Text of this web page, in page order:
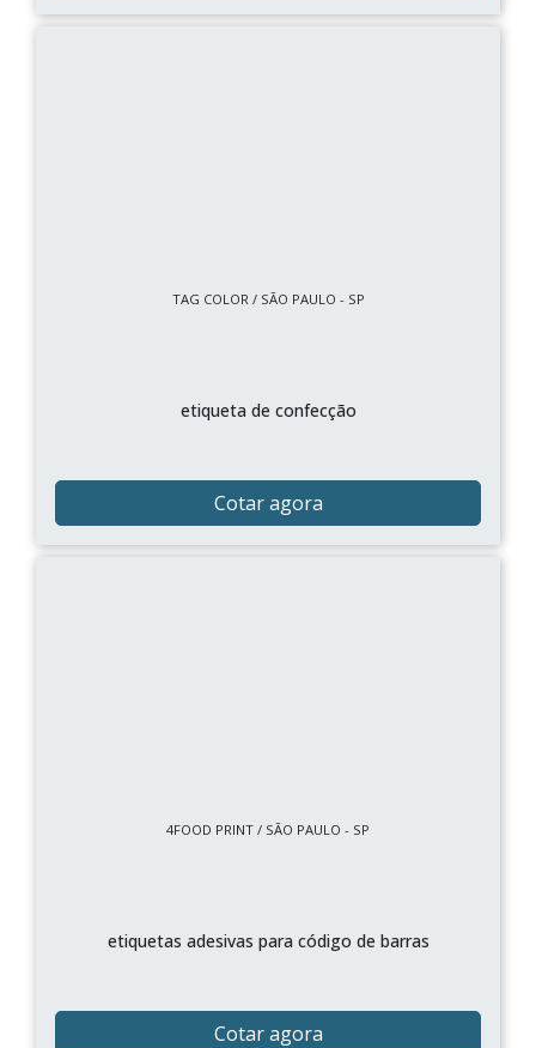
TAG COLOR / SÃO PAULO - SP
etiqueta de confecção
Cotar agora
4FOOD PRINT / SÃO PAULO - SP
etiquetas adesivas para código de barras
Cotar agora